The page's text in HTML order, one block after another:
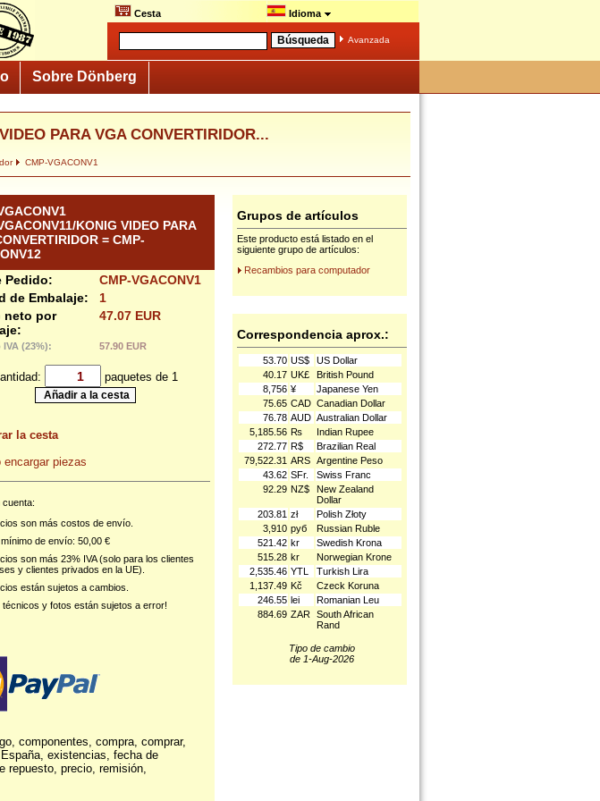
Cesta Idioma
Avanzada
Sobre Dönberg
PARA VGA CONVERTIRIDOR...
CMP-VGACONV1
KONIG VIDEO PARA
= CMP-
Pedido:
CMP-VGACONV1
de Embalaje:
1
neto por
47.07 EUR
(23%): 57.90 EUR
paquetes de 1
la cesta
encargar piezas
cuenta:
son más costos de envío.
de envío: 50,00 €
son más 23% IVA (solo para los clientes
y clientes privados en la UE).
están sujetos a cambios.
técnicos y fotos están sujetos a error!
componentes, compra, comprar,
existencias, fecha de
repuesto, precio, remisión,
Grupos de artículos
Este producto está listado en el
siguiente grupo de artículos:
Recambios para computador
Correspondencia aprox.:
53.70 US$
US Dollar
40.17 UK£
British Pound
8,756 ¥
Japanese Yen
75.65 CAD Canadian Dollar
76.78 AUD Australian Dollar
5,185.56 ₨
Indian Rupee
272.77 R$
Brazilian Real
79,522.31 ARS Argentine Peso
43.62 SFr.
Swiss Franc
92.29 NZ$
New Zealand
Dollar
203.81 zł
Polish Złoty
3,910 руб
Russian Ruble
521.42 kr
Swedish Krona
515.28 kr
Norwegian Krone
2,535.46 YTL
Turkish Lira
1,137.49 Kč
Czeck Koruna
246.55 lei
Romanian Leu
884.69 ZAR South African
Rand
Tipo de cambio
de 1-Aug-2026